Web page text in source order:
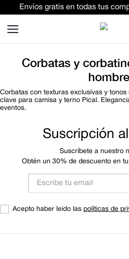
Envíos gratis en todas tus
Corbatas y
hombre
Corbatas con texturas exclusivas y
clave para camisa y terno Pical.
eventos.
Suscripción
Suscríbete a nuestro
Obtén un 30% de descuento en
Acepto haber leido las políticas de
TÉRMINOS MÁS
terno
camisa
ternos